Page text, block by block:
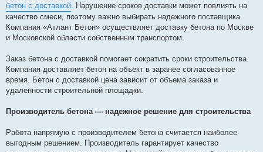
бетон с доставкой . Нарушение сроков доставки может повлиять на
качество смеси, поэтому важно выбирать надежного поставщика.
Компания «Атлант Бетон» осуществляет доставку бетона по Москве
и Московской области собственным транспортом.
Заказ бетона с доставкой помогает сократить сроки строительства.
Компания доставляет бетон на объект в заранее согласованное
время. Бетон с доставкой цена зависит от объема заказа и
удаленности строительной площадки.
Производитель бетона — надежное решение для строительства
Работа напрямую с производителем бетона считается наиболее
выгодным решением. Производитель гарантирует качество